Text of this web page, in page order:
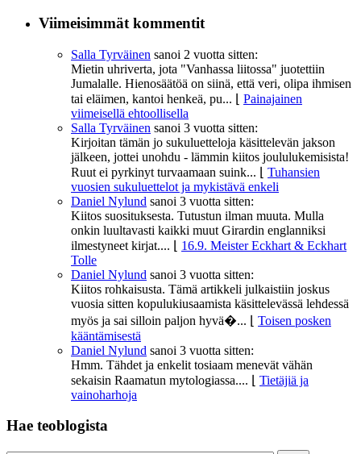
Viimeisimmät kommentit
Salla Tyrväinen sanoi 2 vuotta sitten:
Mietin uhriverta, jota "Vanhassa liitossa" juotettiin
Jumalalle. Hienosäätöä on siinä, että veri, olipa ihmisen
tai eläimen, kantoi henkeä, pu...
Painajainen
viimeisellä ehtoollisella
Salla Tyrväinen sanoi 3 vuotta sitten:
Kirjoitan tämän jo sukuluetteloja käsittelevän jakson
jälkeen, jottei unohdu - lämmin kiitos joululukemisista!
Ruut ei pyrkinyt turvaamaan suink...
Tuhansien
vuosien sukuluettelot ja mykistävä enkeli
Daniel Nylund sanoi 3 vuotta sitten:
Kiitos suosituksesta. Tutustun ilman muuta. Mulla
onkin luultavasti kaikki muut Girardin englanniksi
ilmestyneet kirjat....
16.9. Meister Eckhart & Eckhart
Tolle
Daniel Nylund sanoi 3 vuotta sitten:
Kiitos rohkaisusta. Tämä artikkeli julkaistiin joskus
vuosia sitten kopulukiusaamista käsittelevässä lehdessä
myös ja sai silloin paljon hyvä�...
Toisen posken
kääntämisestä
Daniel Nylund sanoi 3 vuotta sitten:
Hmm. Tähdet ja enkelit tosiaam menevät vähän
sekaisin Raamatun mytologiassa....
Tietäjiä ja
vainoharhoja
Hae teoblogista